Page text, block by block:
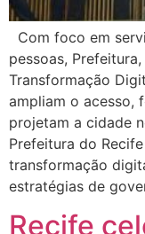
Com foco em
pessoas,
Transformação
ampliam o acesso,
projetam a cidade
Prefeitura do
transformação
estratégias de
Recife